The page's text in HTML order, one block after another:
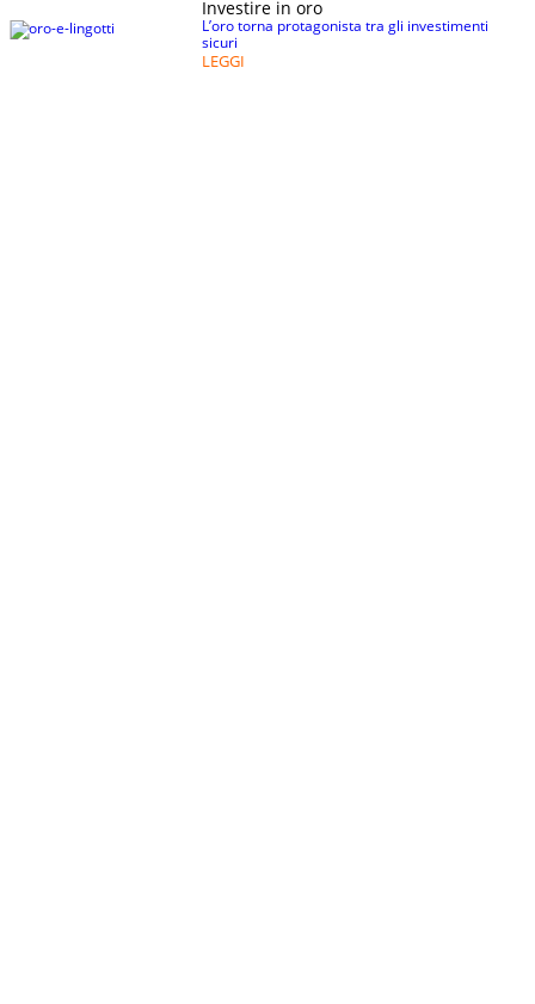
Investire in oro
L’oro torna protagonista tra gli investimenti
sicuri
LEGGI